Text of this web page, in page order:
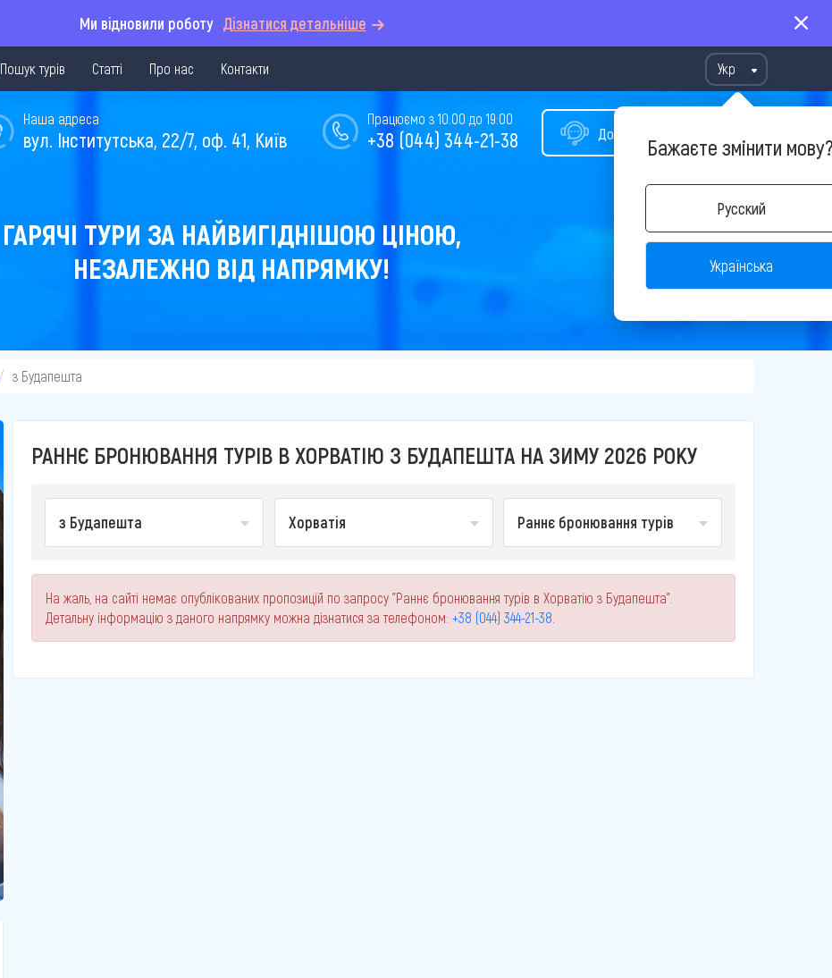
Ми відновили роботу Дізнатися детальніше
Пошук турів Статті Про нас Контакти Укр
Бажаєте змінити
Русский
Українська
Допомога у виборі туру
Працюємо з 10:00 до 19:00
+38 (044) 344-21-38
Наша адреса
вул. Інститутська, 22/7, оф. 41, Київ
ГАРЯЧІ ТУРИ ЗА НАЙВИГІДНІШОЮ ЦІНОЮ,
НЕЗАЛЕЖНО ВІД НАПРЯМКУ!
з Будапешта
РАННЄ БРОНЮВАННЯ ТУРІВ В ХОРВАТІЮ З БУДАПЕШТА НА ЗИМУ 2026 РОКУ
з Будапешта Хорватія Раннє бронювання турів
На жаль, на сайті немає опублікованих пропозицій по запросу "Раннє бронювання турів в Хорватію з Будапешта".
Детальну інформацію з даного напрямку можна дізнатися за телефоном: +38 (044) 344-21-38